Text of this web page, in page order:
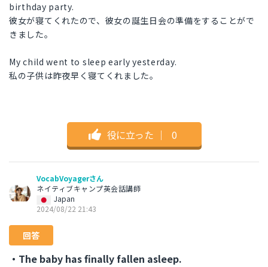
birthday party.
彼女が寝てくれたので、彼女の誕生日会の準備をすることがで
きました。
My child went to sleep early yesterday.
私の子供は昨夜早く寝てくれました。
役に立った ｜ 0
VocabVoyagerさん
ネイティブキャンプ英会話講師
Japan
2024/08/22 21:43
回答
・The baby has finally fallen asleep.